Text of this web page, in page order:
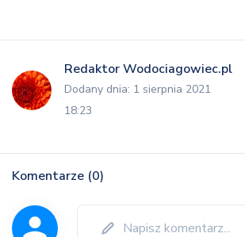
Redaktor Wodociagowiec.pl
Dodany dnia: 1 sierpnia 2021
18:23
Komentarze (0)